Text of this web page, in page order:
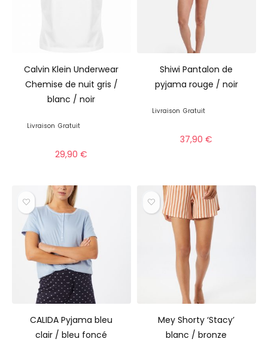
Calvin Klein Underwear
Chemise de nuit gris /
blanc / noir
Livraison Gratuit
29,90€
Shiwi Pantalon de
pyjama rouge / noir
Livraison Gratuit
37,90€
CALIDA Pyjama bleu
clair / bleu foncé
Mey Shorty ‘Stacy’
blanc / bronze